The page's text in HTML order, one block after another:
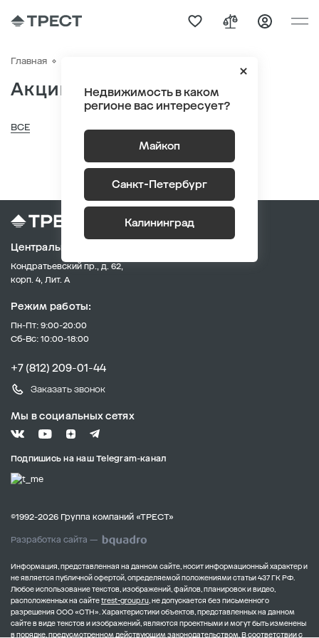
Недвижимость в каком
регионе вас интересует?
Майкоп
Санкт-Петербург
Калининград
Главная
Акции
ВСЕ
Центральный офис продаж
Кондратьевский пр., д. 62,
корп. 4, Лит. А
Режим работы:
Пн-Пт: 9:00-20:00
Сб-Вс: 10:00-18:00
+7 (812) 209-01-44
Заказать звонок
Мы в социальных сетях
Подпишись на наш Telegram-канал
©1992-2026 Группа компаний «ТРЕСТ»
Разработка сайта —
Информация, представленная на данном сайте, носит информационный характер и
не является публичной офертой, определяемой положениями статьи 437 ГК РФ.
Любое использование текстов, изображений, файлов, планировок и видео,
расположенных на сайтеtrest-group.ru, не допускается без письменного
разрешения ООО «СТН».Характеристики объектов, представленных на данном
сайте в виде текстов и изображений, являются проектными и могут быть изменены
в порядке, предусмотренном действующим законодательством.В соответствии с